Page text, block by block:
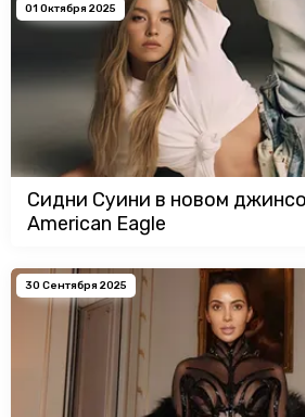
01 Октября 2025
Сидни Суини в новом
American Eagle
30 Сентября 2025